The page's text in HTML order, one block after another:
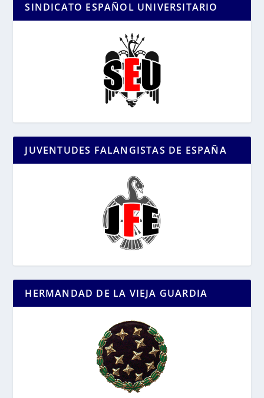
SINDICATO ESPAÑOL UNIVERSITARIO
JUVENTUDES FALANGISTAS DE ESPAÑA
HERMANDAD DE LA VIEJA GUARDIA